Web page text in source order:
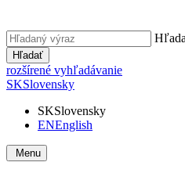
Hľadať
rozšírené vyhľadávanie
SKSlovensky
SKSlovensky
ENEnglish
Menu